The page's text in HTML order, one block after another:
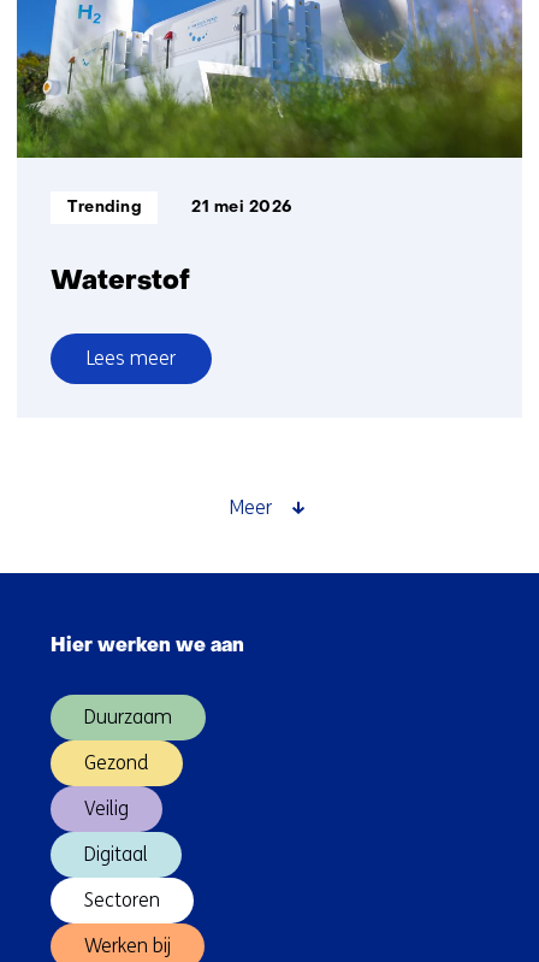
groene
waterstof
versnellen
Waterstof
Informatietype:
Trending 21 mei 2026
Lees meer
over
Meer
Hier werken we aan
Duurzaam
Gezond
Veilig
Digitaal
Sectoren
Werken bij